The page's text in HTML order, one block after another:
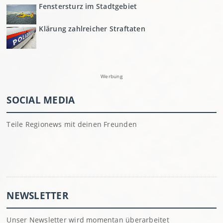
Fenstersturz im Stadtgebiet
Klärung zahlreicher Straftaten
Werbung
SOCIAL MEDIA
Teile Regionews mit deinen Freunden
NEWSLETTER
Unser Newsletter wird momentan überarbeitet